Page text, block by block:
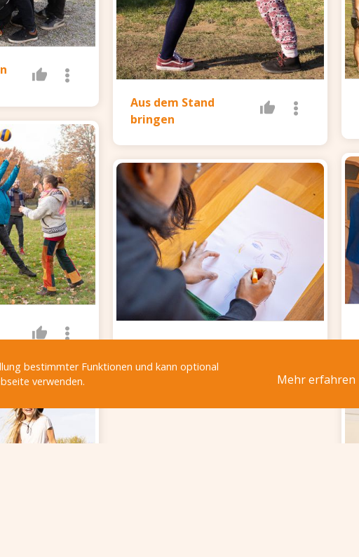
Aus dem Stand
bringen
Porträt Gasse
bestimmter Funktionen und kann optional
verwenden.
Mehr erfahren